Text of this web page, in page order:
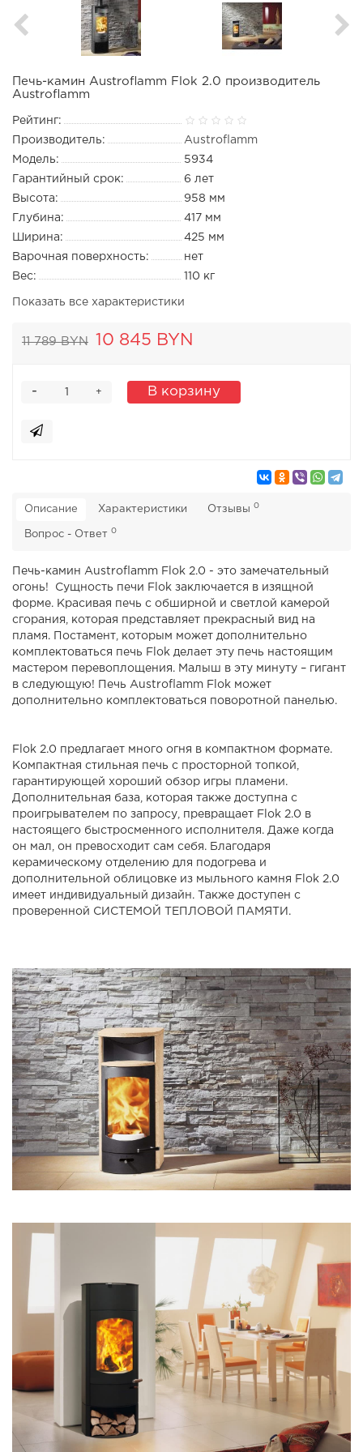
Печь-камин Austroflamm Flok 2.0 производитель
Austroflamm
Рейтинг:
Производитель:
Austroflamm
Модель:
5934
Гарантийный срок:
6 лет
Высота:
958 мм
Глубина:
417 мм
Ширина:
425 мм
Варочная поверхность:
нет
Вес:
110 кг
Показать все характеристики
11 789 BYN 10 845 BYN
+
- В корзину
Описание Характеристики Отзывы 0
Вопрос - Ответ 0
Печь-камин Austroflamm Flok 2.0 - это замечательный
огонь! Сущность печи Flok заключается в изящной
форме. Красивая печь с обширной и светлой камерой
сгорания, которая представляет прекрасный вид на
пламя. Постамент, которым может дополнительно
комплектоваться печь Flok делает эту печь настоящим
мастером перевоплощения. Малыш в эту минуту – гигант
в следующую! Печь Austroflamm Flok может
дополнительно комплектоваться поворотной панелью.
Flok 2.0 предлагает много огня в компактном формате.
Компактная стильная печь с просторной топкой,
гарантирующей хороший обзор игры пламени.
Дополнительная база, которая также доступна с
проигрывателем по запросу, превращает Flok 2.0 в
настоящего быстросменного исполнителя. Даже когда
он мал, он превосходит сам себя. Благодаря
керамическому отделению для подогрева и
дополнительной облицовке из мыльного камня Flok 2.0
имеет индивидуальный дизайн. Также доступен с
проверенной СИСТЕМОЙ ТЕПЛОВОЙ ПАМЯТИ.